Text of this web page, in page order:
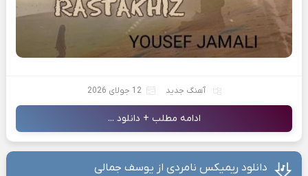
آهنگ جدید 12 جولای 2026
ادامه مطلب + دانلود ...
دانلود ریمیکس نامردی از یوسف جمالی